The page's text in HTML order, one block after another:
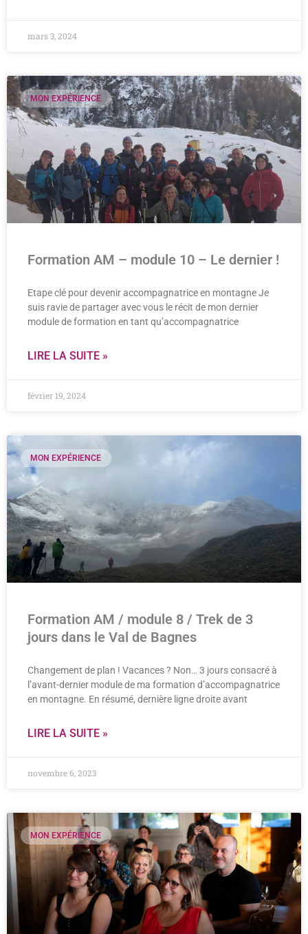
mars 3, 2024
MON EXPÉRIENCE
Formation AM – module 10 – Le dernier !
Etape clé pour devenir accompagnatrice en montagne Je
suis ravie de partager avec vous le récit de mon dernier
module de formation en tant qu’accompagnatrice
LIRE LA SUITE »
février 19, 2024
MON EXPÉRIENCE
Formation AM / module 8 / Trek de 3
jours dans le Val de Bagnes
Changement de plan ! Vacances ? Non… 3 jours consacré à
l’avant-dernier module de ma formation d’accompagnatrice
en montagne. En résumé, dernière ligne droite avant
LIRE LA SUITE »
novembre 6, 2023
MON EXPÉRIENCE